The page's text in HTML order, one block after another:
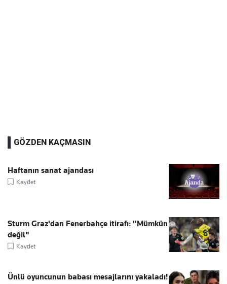
GÖZDEN KAÇMASIN
Haftanın sanat ajandası
Kaydet
Sturm Graz'dan Fenerbahçe itirafı: "Mümkün
değil"
Kaydet
Ünlü oyuncunun babası mesajlarını yakaladı!